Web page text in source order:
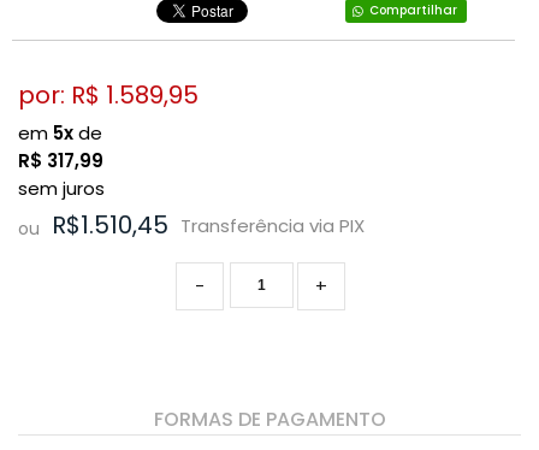
Compartilhar
por: R$ 1.589,95
em 5xde
R$ 317,99
sem juros
ou R$1.510,45 Transferência via PIX
+
-
FORMAS DE PAGAMENTO